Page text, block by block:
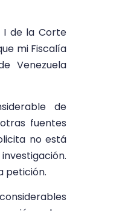
Ide la Corte
mi Fiscalía
Venezuela
de
fuentes
no está
petición.